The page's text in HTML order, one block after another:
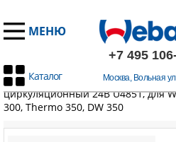
МЕНЮ
+7 495
Москва, Вольная
Каталог
Главная / Запчасти Вебасто/
циркуляционный 24В U4851, для
300, Thermo 350, DW 350